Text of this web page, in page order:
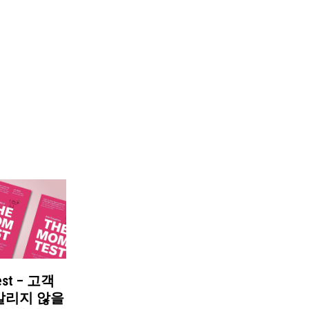
– 고객
리지 않을